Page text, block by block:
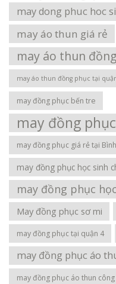
may dong phuc hoc
may áo thun giá rẻ
may áo thun
may áo thun đồng phục tại
may đồng phục bến tre
may đồng
may đồng phục giá rẻ tại
may đồng phục học sinh
may đồng phục
May đồng phục sơ mi
may đồng phục tại quận 4
may đồng phục áo
may đồng phục áo thun công